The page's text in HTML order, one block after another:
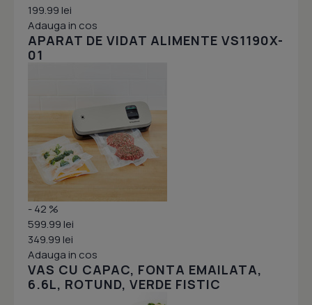
199.99 lei
Adauga in cos
APARAT DE VIDAT ALIMENTE VS1190X-
01
- 42 %
599.99 lei
349.99 lei
Adauga in cos
VAS CU CAPAC, FONTA EMAILATA,
6.6L, ROTUND, VERDE FISTIC